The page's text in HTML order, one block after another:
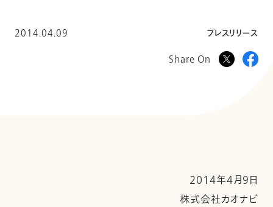
2014.04.09 プレスリリース
Share On
2014年4月9日
株式会社カオナビ